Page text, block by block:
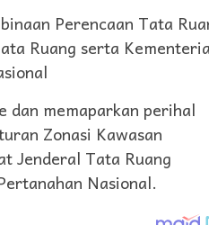
Perencaan Tata
Ruang serta
dan memaparkan perihal
Zonasi Kawasan
Jenderal Tata Ruang
Nasional.